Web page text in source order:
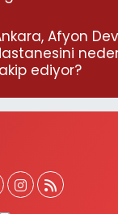
Afyon
ediyor?